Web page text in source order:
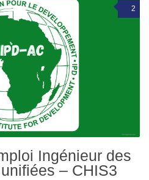
2
Ingénieur des
– CHIS3